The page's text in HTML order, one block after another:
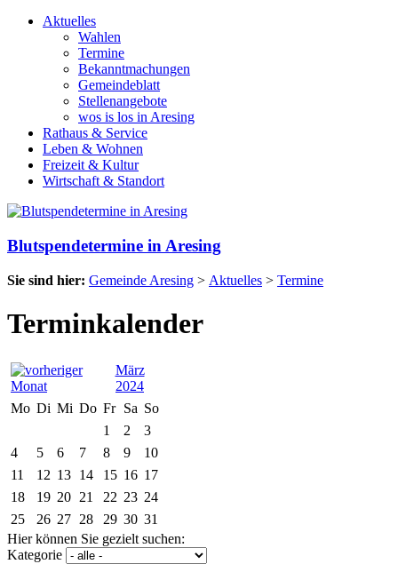
Aktuelles
Wahlen
Termine
Bekanntmachungen
Gemeindeblatt
Stellenangebote
wos is los in Aresing
Rathaus & Service
Leben & Wohnen
Freizeit & Kultur
Wirtschaft & Standort
Blutspendetermine in Aresing
Sie sind hier: Gemeinde Aresing > Aktuelles > Termine
Terminkalender
März
2024
Mo Di Mi Do Fr Sa So
1
2
3
4
5 6 7 8 9
10
11
12 13 14 15 16 17
18
19 20 21 22 23 24
25
26 27 28 29 30 31
Hier können Sie gezielt suchen:
Kategorie